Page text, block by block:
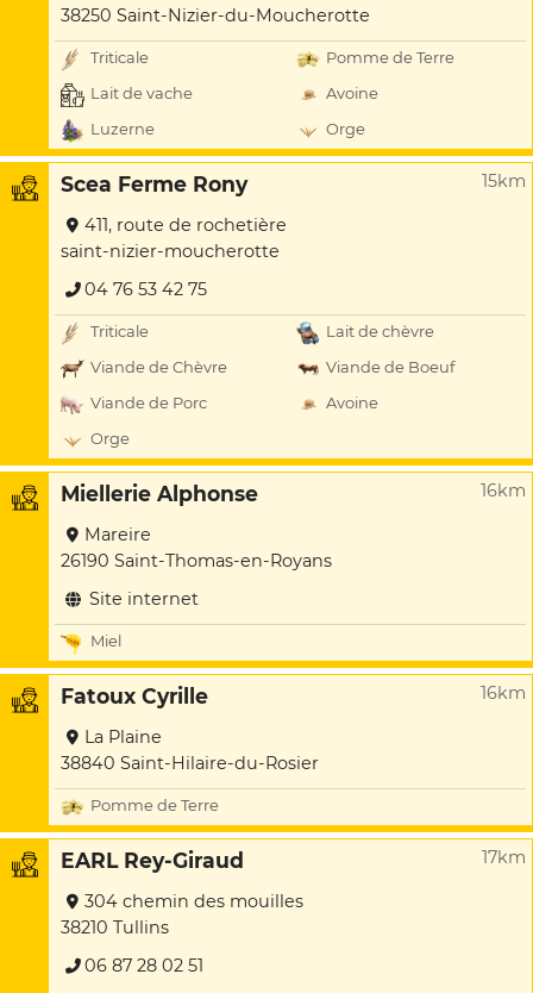
38250 Saint-Nizier-du-Moucherotte
Triticale
Pomme de Terre
Lait de vache
Avoine
Luzerne
Orge
Scea Ferme Rony 15km
411, route de rochetière
saint-nizier-moucherotte
04 76 53 42 75
Triticale
Lait de chèvre
Viande de Chèvre
Viande de Boeuf
Viande de Porc
Avoine
Orge
Miellerie Alphonse 16km
Mareire
26190 Saint-Thomas-en-Royans
Site internet
Miel
Fatoux Cyrille 16km
La Plaine
38840 Saint-Hilaire-du-Rosier
Pomme de Terre
EARL Rey-Giraud 17km
304 chemin des mouilles
38210 Tullins
06 87 28 02 51